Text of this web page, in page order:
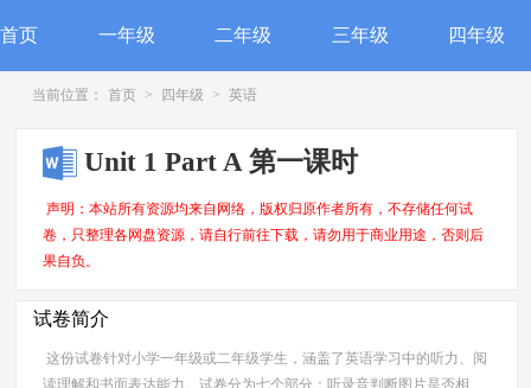
首页 一年级 二年级 三年级 四年级
当前位置： 首页 > 四年级 > 英语
Unit 1 Part A 第一课时
声明：本站所有资源均来自网络，版权归原作者所有，不存储任何试
卷，只整理各网盘资源，请自行前往下载，请勿用于商业用途，否则后
果自负。
试卷简介
这份试卷针对小学一年级或二年级学生，涵盖了英语学习中的听力、阅
读理解和书面表达能力。试卷分为七个部分：听录音判断图片是否相